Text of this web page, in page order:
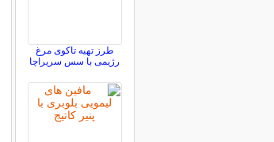
طرز تهیه تاکوی مرغ
رژیمی با سس سریراچا